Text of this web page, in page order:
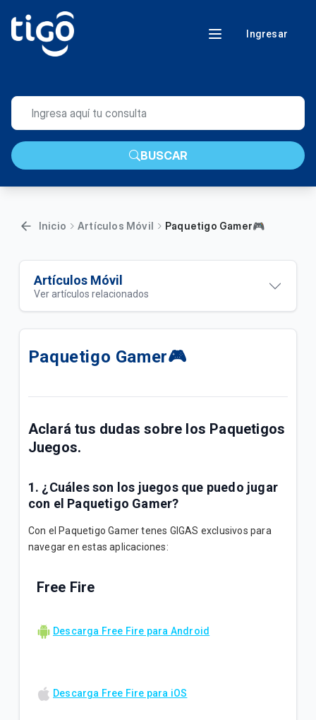
Ingresar
BUSCAR
Inicio Artículos Móvil Paquetigo Gamer🎮
Artículos Móvil
Ver artículos relacionados
Alta de paquetigo TIGO SPORTS + Internet
clientes sobre VoLTE?🔒
Cómo activar VoLTE en tu dispositivo 📶
¿Cómo comprar paquetes o saldo desde Mango?
¿Cómo comprar paquetes o saldo desde mi App
Clientes Pospago 🔒
📢[Comunicado] Notificación de migra V9 - Ciclo 15
🔒
Paquetigo Gamer🎮
Aclará tus dudas sobre los Paquetigos
Juegos.
1. ¿Cuáles son los juegos que puedo jugar
con el Paquetigo Gamer?
Con el Paquetigo Gamer tenes GIGAS exclusivos para
navegar en estas aplicaciones:
Free Fire
Descarga Free Fire para Android
Descarga Free Fire para iOS